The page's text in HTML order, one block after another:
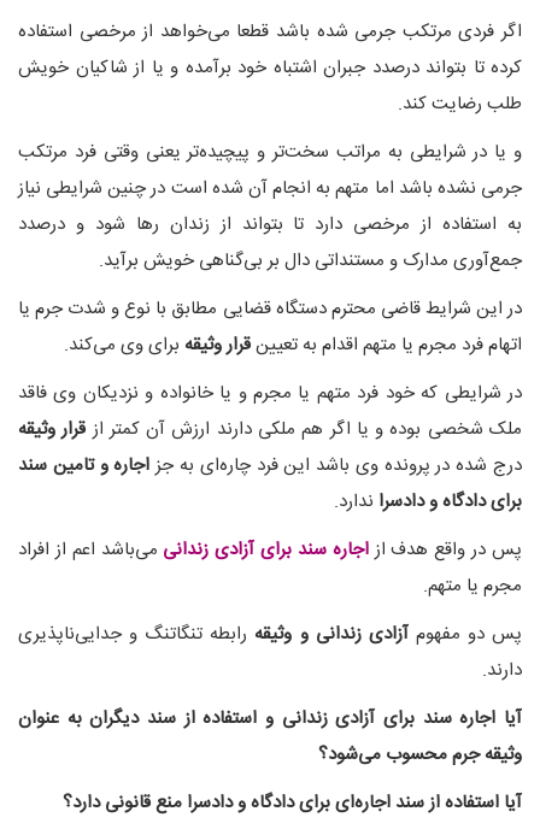
اگر فردی مرتکب جرمی شده باشد قطعا می‌خواهد از مرخصی استفاده
کرده تا بتواند درصدد جبران اشتباه خود برآمده و یا از شاکیان خویش
طلب رضایت کند.
و یا در شرایطی به مراتب سخت‌تر و پیچیده‌تر یعنی وقتی فرد مرتکب
جرمی نشده باشد اما متهم به انجام آن شده است در چنین شرایطی نیاز
به استفاده از مرخصی دارد تا بتواند از زندان رها شود و درصدد
جمع‌آوری مدارک و مستنداتی دال بر بی‌گناهی خویش برآید.
در این شرایط قاضی محترم دستگاه قضایی مطابق با نوع و شدت جرم یا
اتهام فرد مجرم یا متهم اقدام به تعیینقرار وثیقه برای وی می‌کند.
در شرایطی که خود فرد متهم یا مجرم و یا خانواده و نزدیکان وی فاقد
ملک شخصی بوده و یا اگر هم ملکی دارند ارزش آن کمتر از قرار وثیقه
درج شده در پرونده وی باشد این فرد چاره‌ای به جزاجاره و تامین سند
برای دادگاه و دادسرا ندارد.
پس در واقع هدف ازاجاره سند برای آزادی زندانی می‌باشد اعم از افراد
مجرم یا متهم.
پس دو مفهومآزادی زندانی و وثیقه رابطه تنگاتنگ و جدایی‌ناپذیری
دارند.
آیا اجاره سند برای آزادی زندانی و استفاده از سند دیگران به عنوان
وثیقه جرم محسوب می‌شود؟
آیا استفاده از سند اجاره‌ای برای دادگاه و دادسرا منع قانونی دارد؟